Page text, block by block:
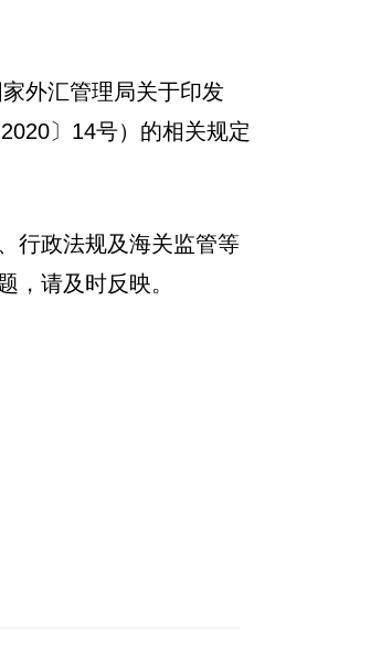
外汇管理局关于印发
〕14号）的相关规定
行政法规及海关监管等
，请及时反映。